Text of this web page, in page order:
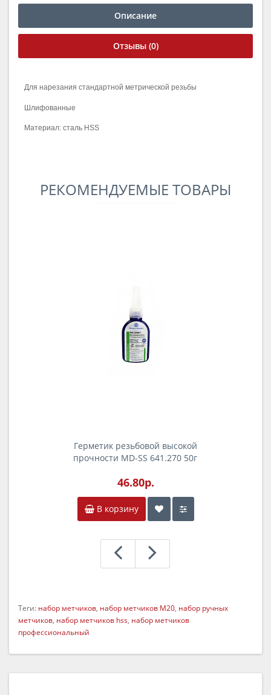
Описание
Отзывы (0)
Для нарезания стандартной метрической резьбы
Шлифованные
Материал: сталь HSS
РЕКОМЕНДУЕМЫЕ ТОВАРЫ
Герметик резьбовой высокой
прочности MD-SS 641.270 50г
46.80р.
В корзину
Теги: набор метчиков, набор метчиков M20, набор ручных
метчиков, набор метчиков hss, набор метчиков
профессиональный